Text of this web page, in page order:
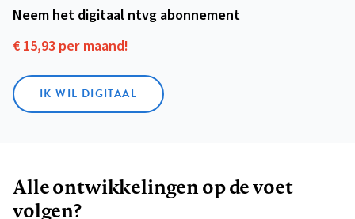
Neem het digitaal ntvg abonnement
€ 15,93 per maand!
IK WIL DIGITAAL
Alle ontwikkelingen op de voet
volgen?